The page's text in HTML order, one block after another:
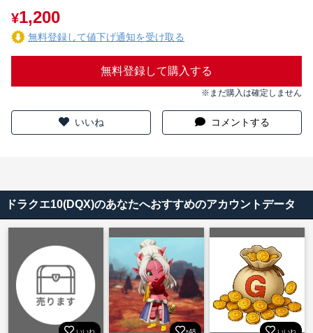
¥1,200
無料登録して値下げ通知を受け取る
無料登録して購入する
※まだ購入は確定しません
いいね コメントする
ドラクエ10(DQX)のあなたへおすすめのアカウントデータ
いいね ×48 いいね